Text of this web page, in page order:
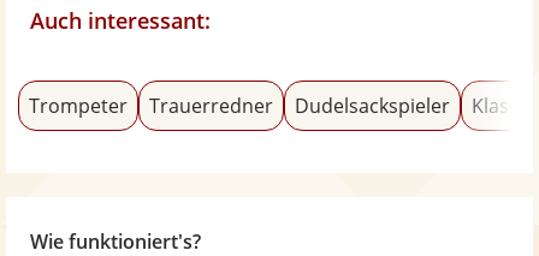
Auch interessant:
Trompeter Trauerredner Dudelsackspieler
Wie funktioniert's?